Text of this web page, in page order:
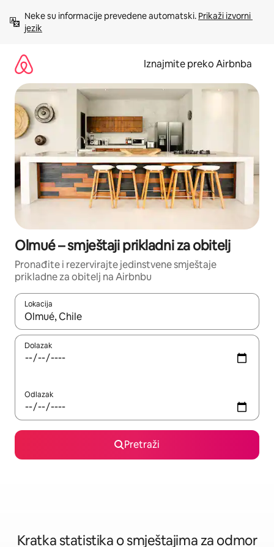
sadržaj
Neke su informacije prevedene automatski. Prikaži izvorni
jezik
Iznajmite preko Airbnba
Olmué – smještaji prikladni za obitelj
Pronađite i rezervirajte jedinstvene smještaje
prikladne za obitelj na Airbnbu
Lokacija
Kada budu dostupni rezultati, moći ćete ih pregledati
Dolazak
Odlazak
Pretraži
Kratka statistika o smještajima za odmor